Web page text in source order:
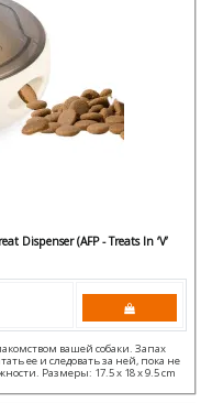
Dispenser (AFP - Treats In ‘V’
вашей собаки. Запах
ее и следовать за ней, пока не
Размеры: 17.5 x 18 x 9.5 cm